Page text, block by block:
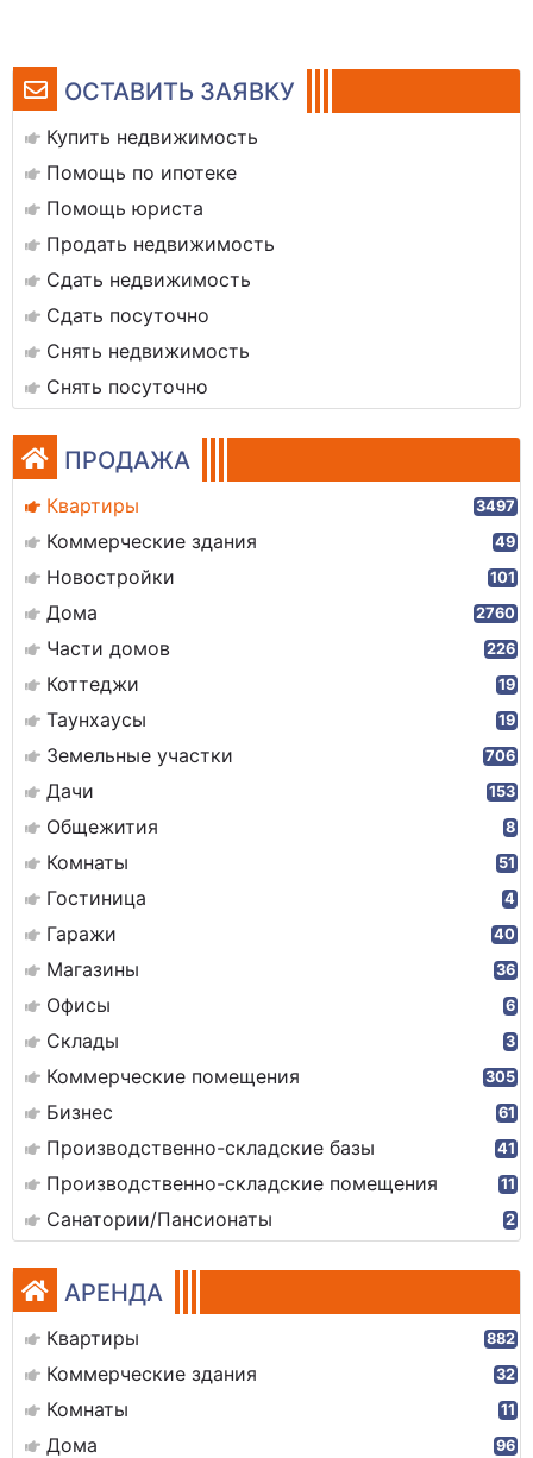
ОСТАВИТЬ ЗАЯВКУ
Купить недвижимость
Помощь по ипотеке
Помощь юриста
Продать недвижимость
Сдать недвижимость
Сдать посуточно
Снять недвижимость
Снять посуточно
ПРОДАЖА
Квартиры 3497
Коммерческие здания 49
Новостройки 101
Дома 2760
Части домов 226
Коттеджи 19
Таунхаусы 19
Земельные участки 706
Дачи 153
Общежития 8
Комнаты 51
Гостиница 4
Гаражи 40
Магазины 36
Офисы 6
Склады 3
Коммерческие помещения 305
Бизнес 61
Производственно-складские базы 41
Производственно-складские помещения 11
Санатории/Пансионаты 2
АРЕНДА
Квартиры 882
Коммерческие здания 32
Комнаты 11
Дома 96